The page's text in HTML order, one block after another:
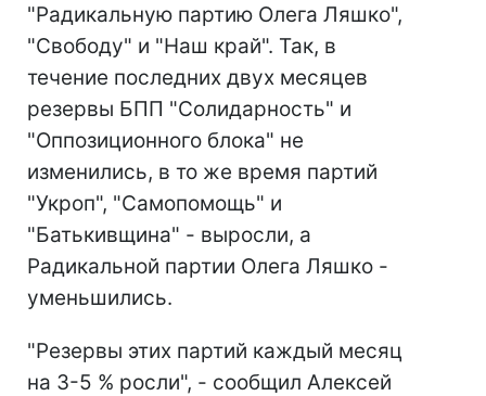
"Радикальную партию Олега Ляшко",
"Свободу" и "Наш край". Так, в
течение последних двух месяцев
резервы БПП "Солидарность" и
"Оппозиционного блока" не
изменились, в то же время партий
"Укроп", "Самопомощь" и
"Батькивщина" - выросли, а
Радикальной партии Олега Ляшко -
уменьшились.
"Резервы этих партий каждый месяц
на 3-5 % росли", - сообщил Алексей